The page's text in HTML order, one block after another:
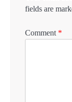
fields are
Comment *